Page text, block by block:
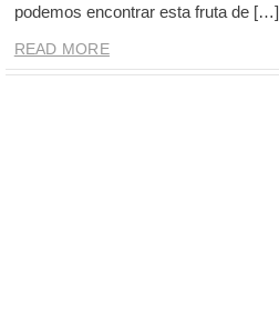
podemos encontrar esta fruta de […]
READ MORE